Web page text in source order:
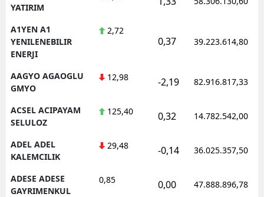
YATIRIM
A1YEN A1
YENILENEBILIR
ENERJI
2,72
0,37 39.223.614,80
AAGYO AGAOGLU
GMYO
12,98 -2,19 82.916.817,33
ACSEL ACIPAYAM
SELULOZ
125,40 0,32 14.782.542,00
ADEL ADEL
KALEMCILIK
29,48 -0,14 36.025.357,50
ADESE ADESE
GAYRIMENKUL
0,85 0,00 47.888.896,78